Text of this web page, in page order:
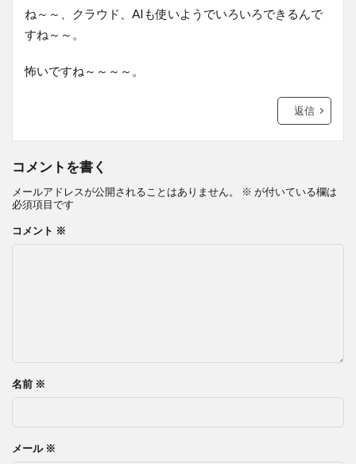
ね～～、クラウド、AIも使いようでいろいろできるんで
すね～～。
怖いですね～～～～。
返信
コメントを書く
メールアドレスが公開されることはありません。 ※ が付いている欄は
必須項目です
コメント ※
名前 ※
メール ※